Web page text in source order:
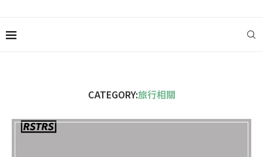
CATEGORY:旅行相關